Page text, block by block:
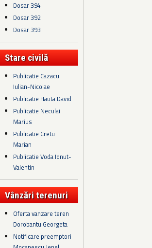
Dosar 394
Dosar 392
Dosar 393
Stare civilă
Publicatie Cazacu
Iulian-Nicolae
Publicatie Hauta David
Publicatie Neculai
Marius
Publicatie Cretu
Marian
Publicatie Voda Ionut-
Valentin
Vânzări terenuri
Oferta vanzare teren
Dorobantu Georgeta
Notificare preemptori